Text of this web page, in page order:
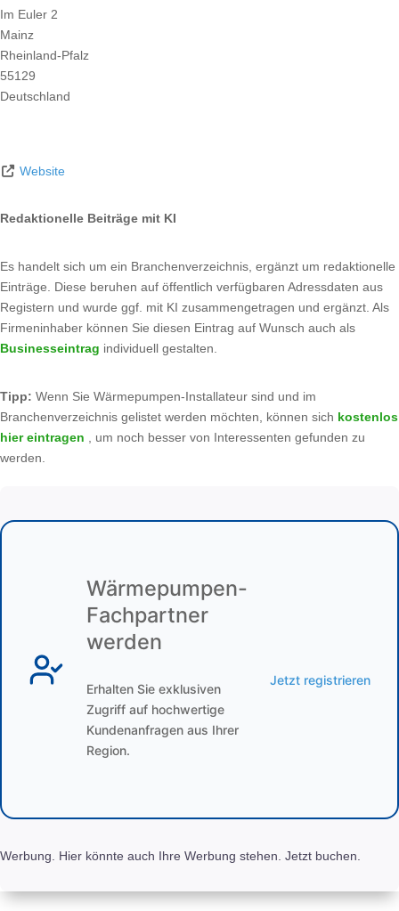
Im Euler 2
Mainz
Rheinland-Pfalz
55129
Deutschland
Website
Redaktionelle Beiträge mit KI
Es handelt sich um ein Branchenverzeichnis, ergänzt um redaktionelle
Einträge. Diese beruhen auf öffentlich verfügbaren Adressdaten aus
Registern und wurde ggf. mit KI zusammengetragen und ergänzt. Als
Firmeninhaber können Sie diesen Eintrag auf Wunsch auch als
Businesseintrag individuell gestalten.
Tipp: Wenn Sie Wärmepumpen-Installateur sind und im
Branchenverzeichnis gelistet werden möchten, können sich kostenlos
hier eintragen , um noch besser von Interessenten gefunden zu
werden.
Wärmepumpen-
Fachpartner
werden
Erhalten Sie exklusiven
Zugriff auf hochwertige
Kundenanfragen aus Ihrer
Region.
Jetzt registrieren
Werbung. Hier könnte auch Ihre Werbung stehen. Jetzt buchen.